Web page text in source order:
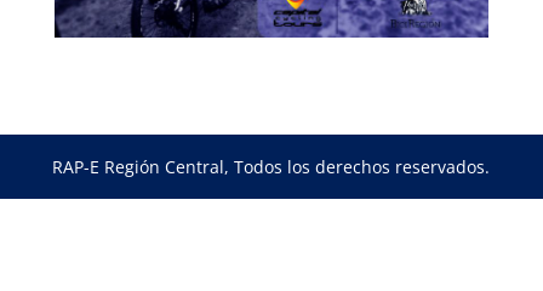
RAP-E Región Central, Todos los derechos reservados.